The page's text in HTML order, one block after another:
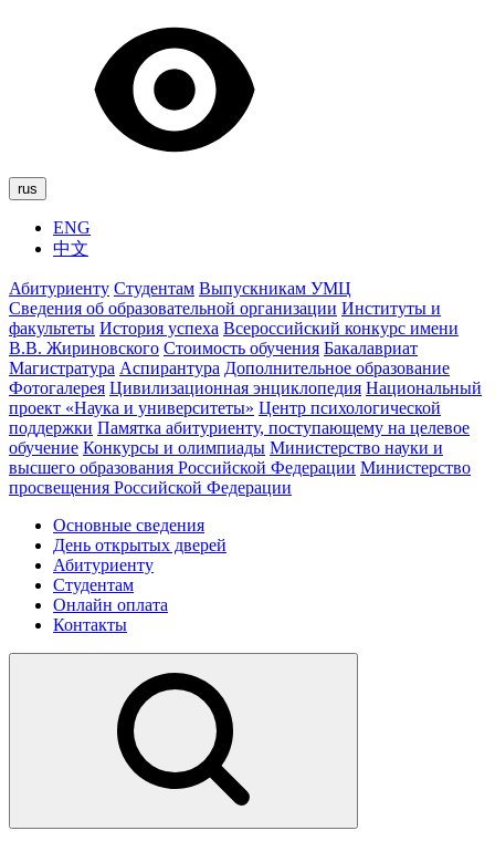
rus
ENG
中文
Абитуриенту Студентам Выпускникам УМЦ
Сведения об образовательной организации Институты и
факультеты История успеха Всероссийский конкурс имени
В.В. Жириновского Стоимость обучения Бакалавриат
Магистратура Аспирантура Дополнительное образование
Фотогалерея Цивилизационная энциклопедия Национальный
проект «Наука и университеты» Центр психологической
поддержки Памятка абитуриенту, поступающему на целевое
обучение Конкурсы и олимпиады Министерство науки и
высшего образования Российской Федерации Министерство
просвещения Российской Федерации
Основные сведения
День открытых дверей
Абитуриенту
Студентам
Онлайн оплата
Контакты